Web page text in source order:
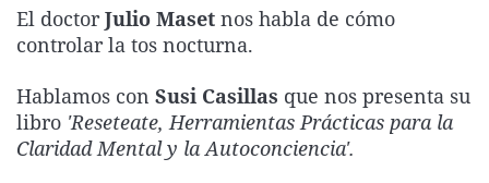
La rosa de los vientos
Como el perro y el
Caso
Equipo de
Operación Viuda
Extremadura
La Rioja
Navarra
Virales
Elecciones
El doctorJulio Maset nos habla de cómo
controlar la tos nocturna.
Hablamos con Susi Casillas que nos presenta su
libro 'Reseteate, Herramientas Prácticas para la
Claridad Mental y la Autoconciencia'.